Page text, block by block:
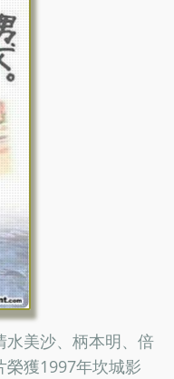
水美沙、柄本明、倍
榮獲1997年坎城影